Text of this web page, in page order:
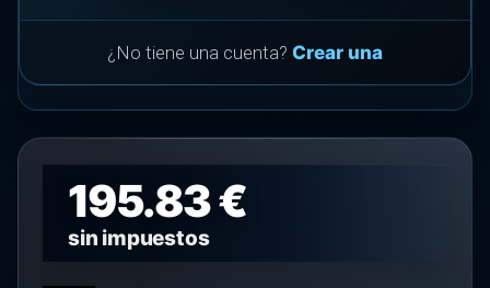
¿No tiene una cuenta? Crear una
195.83 €
sin impuestos